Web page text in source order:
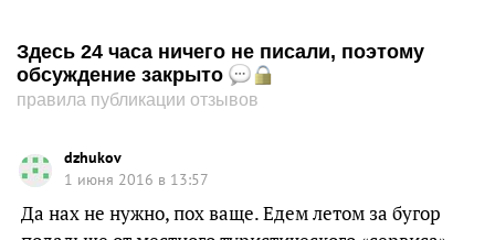
Здесь 24 часа ничего не писали, поэтому
обсуждение закрыто
правила публикации отзывов
dzhukov
1 июня 2016 в 13:57
Да нах не нужно, пох ваще. Едем летом за бугор